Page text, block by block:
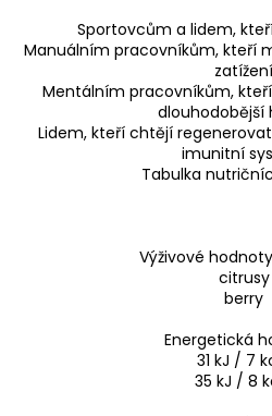
Sportovcům a lidem,
Manuálním pracovníkům, kteří
zatížení
Mentálním pracovníkům,
dlouhodobější
Lidem, kteří chtějí
imunitní
Tabulka
Výživové
citrusy
berry
Energetická
31 kJ / 7
35 kJ / 8